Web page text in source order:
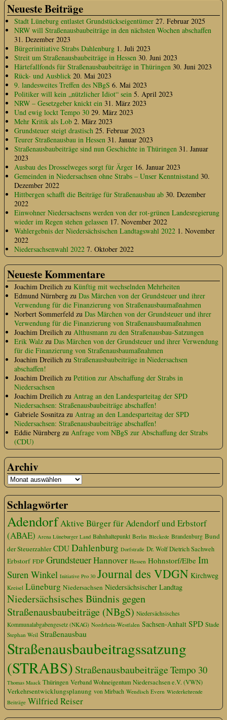
Neueste Beiträge
Stadt Lüneburg entlastet Grundstückseigentümer 27. Februar 2025
NRW will Straßenausbaubeiträge in den nächsten Wochen abschaffen
31. Dezember 2023
Bürgerinitiative Strabs Dahlenburg 1. Juli 2023
Streit um Straßenausbaubeiträge in Hessen 30. Juni 2023
Härtefallfonds für Straßenausbaubeiträge in Thüringen 30. Juni 2023
Rück- und Ausblick 20. Mai 2023
9. landesweites Treffen des NBgS 6. Mai 2023
Politiker will kein „nützlicher Idiot“ sein 5. April 2023
NRW – Gesetzgeber knickt ein 31. März 2023
Und ewig lockt Tempo 30 29. März 2023
Mehr Kritik als Lob 2. März 2023
Grundsteuer steigt drastisch 25. Februar 2023
Teurer Straßenausbau in Hessen 31. Januar 2023
Straßenausbaubeiträge sind nun Geschichte in Thüringen 31. Januar
2023
Ausbau des Drosselweges sorgt für Ärger 16. Januar 2023
Gemeinden in Niedersachsen ohne Strabs – Unser Kenntnisstand 30.
Dezember 2022
Hittbergen schafft die Beiträge für Straßenausbau ab 30. Dezember
2022
Einwohner Niedersachsens werden von der rot-grünen Landesregierung
wieder im Regen stehen gelassen 17. November 2022
Wahlergebnis der Niedersächsischen Landtagswahl 2022 1. November
2022
Niedersachsenwahl 2022 7. Oktober 2022
Neueste Kommentare
Joachim Dreilich zu Künftig mit wechselnden Mehrheiten
Edmund Nürnberg zu Das Märchen von der Grundsteuer und ihrer
Verwendung für die Finanzierung von Straßenausbaumaßnahmen
Norbert Sommerfeld zu Das Märchen von der Grundsteuer und ihrer
Verwendung für die Finanzierung von Straßenausbaumaßnahmen
Joachim Dreilich zu Althusmann zu den Straßenausbau-Satzungen
Erik Walz zu Das Märchen von der Grundsteuer und ihrer Verwendung
für die Finanzierung von Straßenausbaumaßnahmen
Joachim Dreilich zu Straßenausbaubeiträge in Niedersachsen
abschaffen!
Joachim Dreilich zu Petition zur Abschaffung der Strabs in
Niedersachsen
Joachim Dreilich zu Antrag an den Landesparteitag der SPD
Niedersachsen: Straßenausbaubeiträge abschaffen!
Gabriele Sosnitza zu Antrag an den Landesparteitag der SPD
Niedersachsen: Straßenausbaubeiträge abschaffen!
Eddie Nürnberg zu Anfrage vom NBgS zur Abschaffung der Strabs
(CDU)
Archiv
Schlagwörter
AdendorfAktive Bürger für Adendorf und Erbstorf
(ABAE) Arena Lüneburger Land Bahnhaltepunkt Berlin Bleckede Brandenburg Bund
der Steuerzahler CDU Dahlenburg Dorfstraße Dr. Wolf Dietrich Sachweh
Erbstorf FDP GrundsteuerHannover Hessen Hohnstorf/Elbe Im
Suren Winkel Initiative Pro 30 Journal des VDGN Kirchweg
Kreisel Lüneburg Niedersachsen Niedersächsischer Landtag
Niedersächsisches Bündnis gegen
Straßenausbaubeiträge (NBgS) Niedersächsisches
Kommunalabgabengesetz (NKAG) Nordrhein-Westfalen Sachsen-Anhalt SPD Stade
Stephan Weil Straßenausbau
Straßenausbaubeitragssatzung
(STRABS) StraßenausbaubeiträgeTempo 30
Thomas Maack Thüringen Verband Wohneigentum Niedersachsen e.V. (VWN)
Verkehrsentwicklungsplanung von Mirbach Wendisch Evern Wiederkehrende
Beiträge Wilfried Reiser